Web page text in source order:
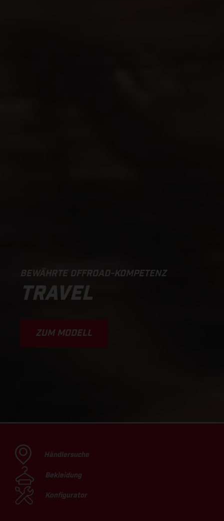
BEWÄHRTE OFFROAD-KOMPETENZ
TRAVEL
ZUM MODELL
Händlersuche
Bekleidung
Konfigurator